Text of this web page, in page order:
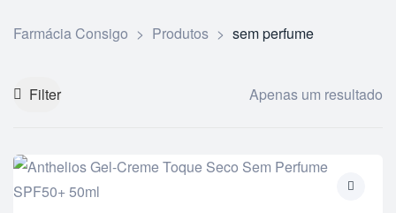
Farmácia Consigo > Produtos > sem perfume
Filter Apenas um resultado